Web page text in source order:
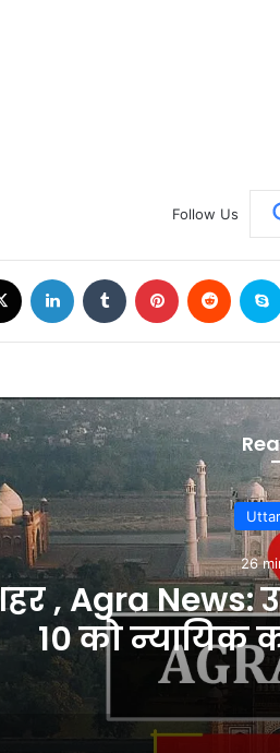
Follow Us
26
, Agra News:
10 को न्यायिक